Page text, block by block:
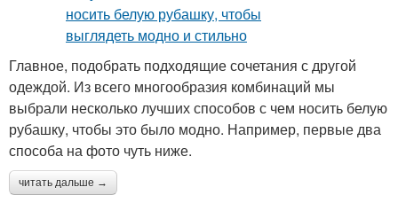
Главное, подобрать подходящие сочетания с другой
одеждой. Из всего многообразия комбинаций мы
выбрали несколько лучших способов с чем носить белую
рубашку, чтобы это было модно. Например, первые два
способа на фото чуть ниже.
читать дальше →